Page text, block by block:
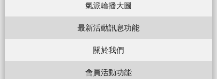
氣派輪播大圖
最新活動訊息功能
關於我們
會員活動功能